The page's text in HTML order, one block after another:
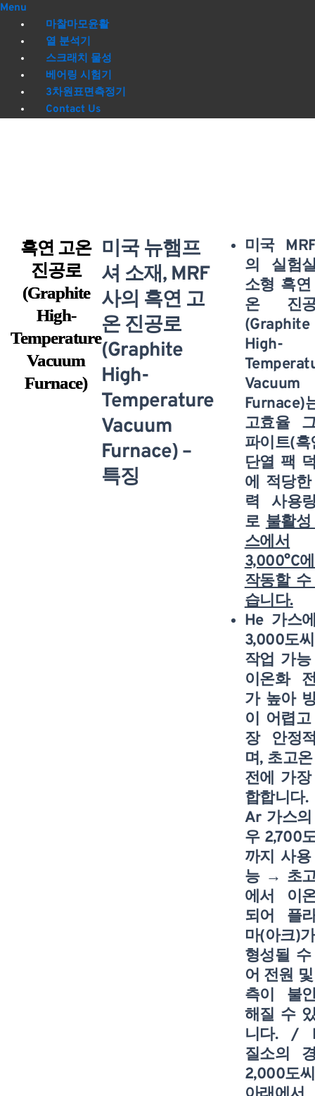
Menu
마찰마모윤활
열 분석기
스크래치 물성
베어링 시험기
3차원표면측정기
Contact Us
흑연 고온
진공로
(Graphite
High-
Temperature
Vacuum
Furnace)
미국 뉴햄프
셔 소재, MRF
사의 흑연 고
온 진공로
(Graphite
High-
Temperature
Vacuum
Furnace) –
특징
미국
의 실험
소형 흑
온 진
(Graphite
High-
Vacuum
Furnace)
고효율
파이트(흑
단열 팩
에 적당
력 사용
로 불활
스에서
3,000°C
작동할
습니다.
He 가스
3,000도씨
작업 가
이온화
가 높아
이 어렵
장 안정
며, 초고
전에 가
합합니
Ar 가스
우 2,700
까지 사
능 → 초
에서 이
되어 플
마(아크)가
형성될
어 전원
측이 불
해질 수
니다./
질소의
2,000도씨